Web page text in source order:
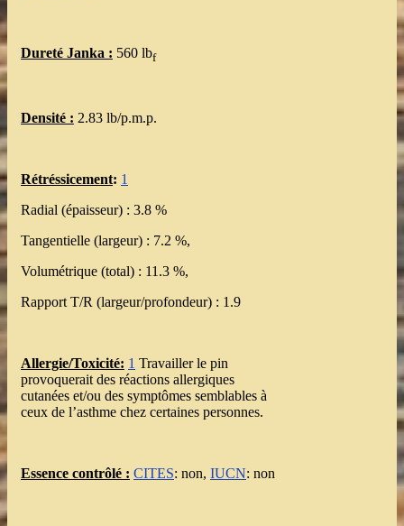
Dureté Janka : 560 lbf
Densité : 2.83 lb/p.m.p.
Rétréssicement: 1
Radial (épaisseur) : 3.8 %
Tangentielle (largeur) : 7.2 %,
Volumétrique (total) : 11.3 %,
Rapport T/R (largeur/profondeur) : 1.9
Allergie/Toxicité: 1 Travailler le pin
provoquerait des réactions allergiques
cutanées et/ou des symptômes semblables à
ceux de l’asthme chez certaines personnes.
Essence contrôlé : CITES: non, IUCN: non